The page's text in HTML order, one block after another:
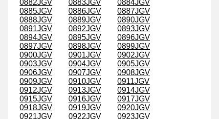
0882JGV
0883JGV
0884JGV
0885JGV
0886JGV
0887JGV
0888JGV
0889JGV
0890JGV
0891JGV
0892JGV
0893JGV
0894JGV
0895JGV
0896JGV
0897JGV
0898JGV
0899JGV
0900JGV
0901JGV
0902JGV
0903JGV
0904JGV
0905JGV
0906JGV
0907JGV
0908JGV
0909JGV
0910JGV
0911JGV
0912JGV
0913JGV
0914JGV
0915JGV
0916JGV
0917JGV
0918JGV
0919JGV
0920JGV
0921JGV
0922JGV
0923JGV